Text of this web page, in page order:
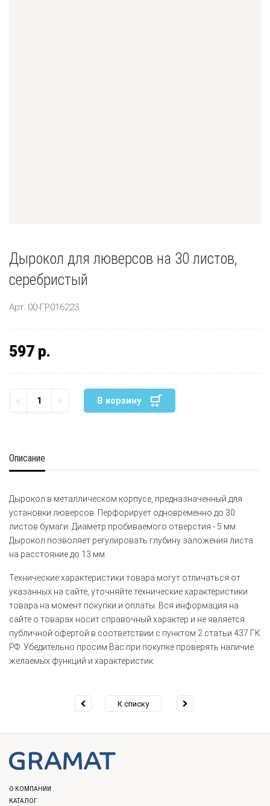
Дырокол для люверсов на 30 листов,
серебристый
Арт. 00-ГР016223
597 р.
В корзину
Описание
Дырокол в металлическом корпусе, предназначенный для
установки люверсов. Перфорирует одновременно до 30
листов бумаги. Диаметр пробиваемого отверстия - 5 мм.
Дырокол позволяет регулировать глубину заложения листа
на расстояние до 13 мм.
Технические характеристики товара могут отличаться от
указанных на сайте, уточняйте технические характеристики
товара на момент покупки и оплаты. Вся информация на
сайте о товарах носит справочный характер и не является
публичной офертой в соответствии с пунктом 2 статьи 437 ГК
РФ. Убедительно просим Вас при покупке проверять наличие
желаемых функций и характеристик.
К списку
О КОМПАНИИ
КАТАЛОГ